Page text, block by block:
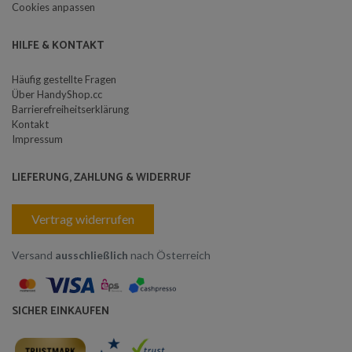
Cookies anpassen
HILFE & KONTAKT
Häufig gestellte Fragen
Über HandyShop.cc
Barrierefreiheitserklärung
Kontakt
Impressum
LIEFERUNG, ZAHLUNG & WIDERRUF
Vertrag widerrufen
Versand ausschließlich nach Österreich
SICHER EINKAUFEN